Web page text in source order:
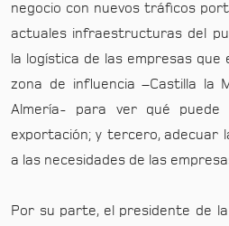
negocio con nuevos tráficos
actuales infraestructuras del
la logística de las empresas
zona de influencia –Castilla la
Almería- para ver qué
exportación; y tercero, adecuar
a las necesidades de las
Por su parte, el presidente de